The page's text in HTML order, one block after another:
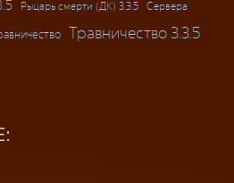
Рыцарь смерти (ДК) 3.3.5 Сервера
Травничество 3.3.5